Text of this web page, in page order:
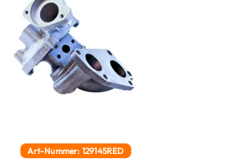
Art-Nummer: 129145RED